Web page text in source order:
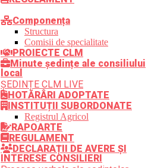
Componența
Structura
Comisii de specialitate
PROIECTE CLM
Minute ședințe ale consiliului
local
ȘEDINȚE CLM LIVE
HOTĂRÂRI ADOPTATE
INSTITUȚII SUBORDONATE
Registrul Agricol
RAPOARTE
REGULAMENT
DECLARAȚII DE AVERE ȘI
INTERESE CONSILIERI